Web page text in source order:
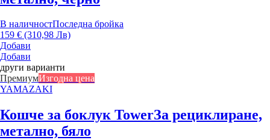
В наличностПоследна бройка
159 € (310,98 Лв)
Добави
Добави
други варианти
ПремиумИзгодна цена
YAMAZAKI
Кошче за боклук TowerЗа рециклиране,
метално, бяло